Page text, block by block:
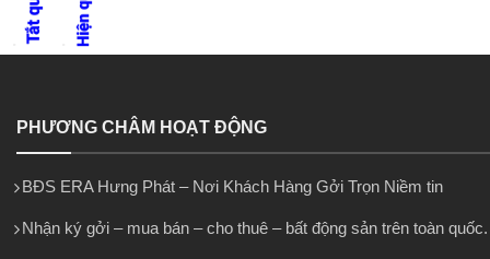
PHƯƠNG CHÂM HOẠT ĐỘNG
BĐS ERA Hưng Phát – Nơi Khách Hàng Gởi Trọn Niềm tin
Nhận ký gởi – mua bán – cho thuê – bất động sản trên toàn quốc.